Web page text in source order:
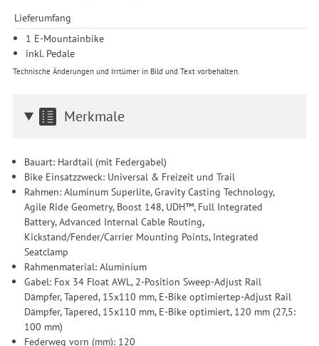
Lieferumfang
1 E-Mountainbike
inkl. Pedale
Technische Änderungen und Irrtümer in Bild und Text vorbehalten.
Merkmale
Bauart: Hardtail (mit Federgabel)
Bike Einsatzzweck: Universal & Freizeit und Trail
Rahmen: Aluminum Superlite, Gravity Casting Technology,
Agile Ride Geometry, Boost 148, UDH™, Full Integrated
Battery, Advanced Internal Cable Routing,
Kickstand/Fender/Carrier Mounting Points, Integrated
Seatclamp
Rahmenmaterial: Aluminium
Gabel: Fox 34 Float AWL, 2-Position Sweep-Adjust Rail
Dämpfer, Tapered, 15x110 mm, E-Bike optimiertep-Adjust Rail
Dämpfer, Tapered, 15x110 mm, E-Bike optimiert, 120 mm (27,5:
100 mm)
Federweg vorn (mm): 120